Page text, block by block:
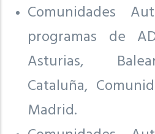
Comunidades
programas de
Asturias,
Cataluña,
Madrid.